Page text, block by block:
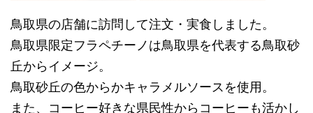
鳥取県の店舗に訪問して注文・実食しました。
鳥取県限定フラペチーノは鳥取県を代表する鳥取砂
丘からイメージ。
鳥取砂丘の色からかキャラメルソースを使用。
また、コーヒー好きな県民性からコーヒーも活かし